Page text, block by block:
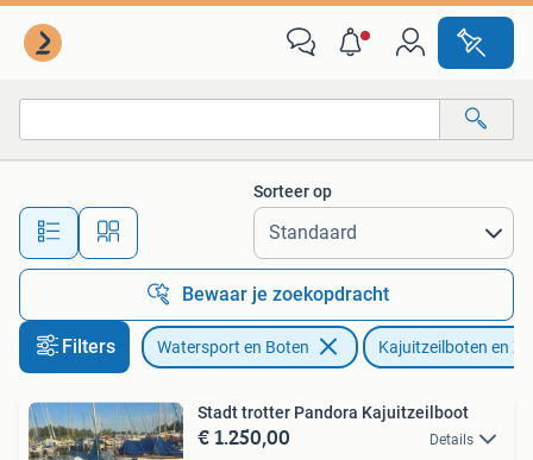
Alle afstanden…
Sorteer op
Bewaar je zoekopdracht
Filters Watersport en Boten Kajuitzeilboten en
Stadt trotter Pandora Kajuitzeilboot
€ 1.250,00 Details